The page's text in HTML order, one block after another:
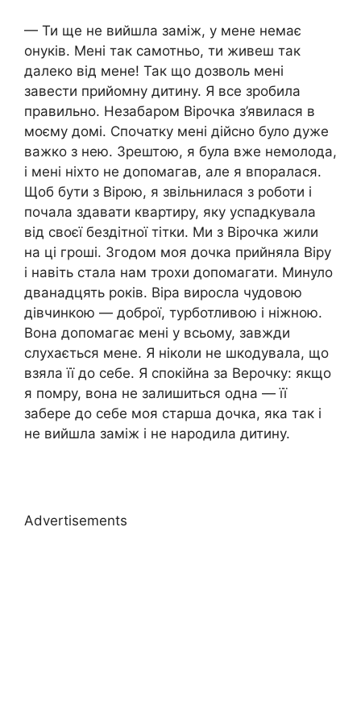
— Ти ще не вийшла заміж, у мене немає
онуків. Мені так самотньо, ти живеш так
далеко від мене! Так що дозволь мені
завести прийомну дитину. Я все зробила
правильно. Незабаром Вірочка з’явилася в
моєму домі. Спочатку мені дійсно було дуже
важко з нею. Зрештою, я була вже немолода,
і мені ніхто не допомагав, але я впоралася.
Щоб бути з Вірою, я звільнилася з роботи і
почала здавати квартиру, яку успадкувала
від своєї бездітної тітки. Ми з Вірочка жили
на ці гроші. Згодом моя дочка прийняла Віру
і навіть стала нам трохи допомагати. Минуло
дванадцять років. Віра виросла чудовою
дівчинкою — доброї, турботливою і ніжною.
Вона допомагає мені у всьому, завжди
слухається мене. Я ніколи не шкодувала, що
взяла її до себе. Я спокійна за Верочку: якщо
я помру, вона не залишиться одна — її
забере до себе моя старша дочка, яка так і
не вийшла заміж і не народила дитину.
Advertisements